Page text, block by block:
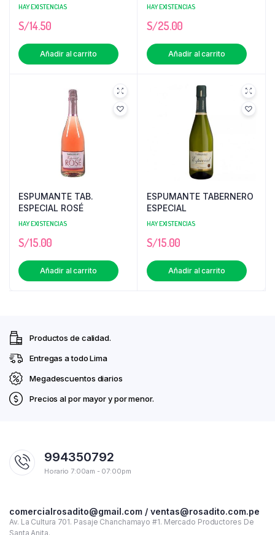
HAY EXISTENCIAS
S/14.50
Añadir al carrito
HAY EXISTENCIAS
S/25.00
Añadir al carrito
ESPUMANTE TAB.
ESPECIAL ROSÉ
HAY EXISTENCIAS
S/15.00
Añadir al carrito
ESPUMANTE TABERNERO
ESPECIAL
HAY EXISTENCIAS
S/15.00
Añadir al carrito
Productos de calidad.
Entregas a todo Lima
Megadescuentos diarios
Precios al por mayor y por menor.
994350792
Horario 7:00am - 07:00pm
comercialrosadito@gmail.com / ventas@rosadito.com.pe
Av. La Cultura 701. Pasaje Chanchamayo #1. Mercado Productores De
Santa Anita.